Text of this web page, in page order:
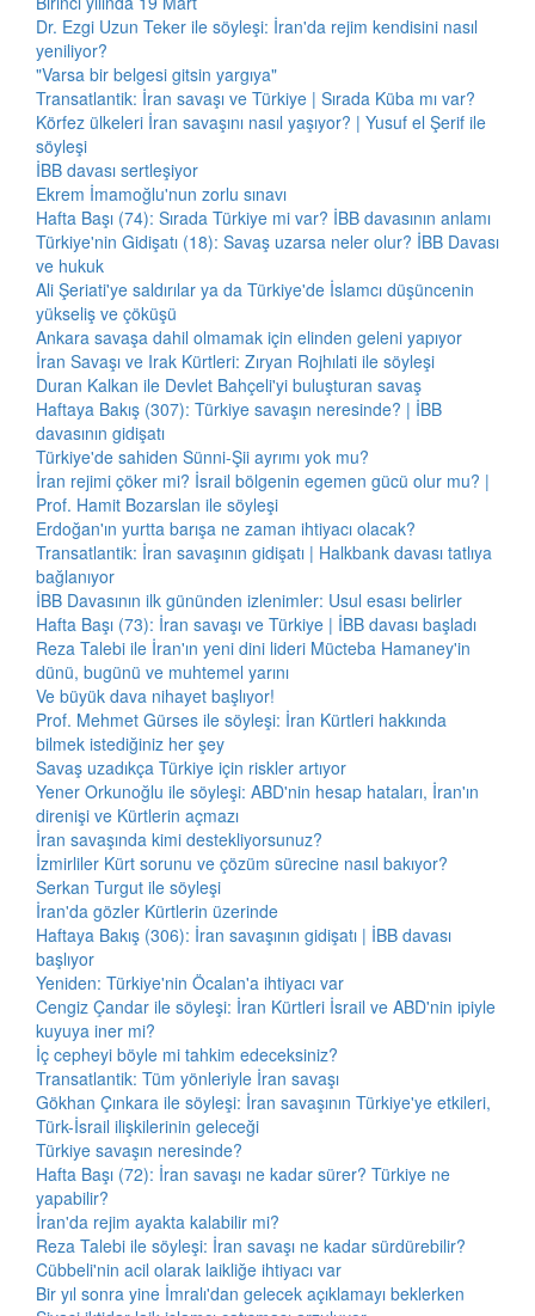
Dr. Ezgi Uzun Teker ile söyleşi: İran'da rejim kendisini nasıl
yeniliyor?
"Varsa bir belgesi gitsin yargıya"
Transatlantik: İran savaşı ve Türkiye | Sırada Küba mı var?
Körfez ülkeleri İran savaşını nasıl yaşıyor? | Yusuf el Şerif ile
söyleşi
İBB davası sertleşiyor
Ekrem İmamoğlu'nun zorlu sınavı
Hafta Başı (74): Sırada Türkiye mi var? İBB davasının anlamı
Türkiye'nin Gidişatı (18): Savaş uzarsa neler olur? İBB Davası
ve hukuk
Ali Şeriati'ye saldırılar ya da Türkiye'de İslamcı düşüncenin
yükseliş ve çöküşü
Ankara savaşa dahil olmamak için elinden geleni yapıyor
İran Savaşı ve Irak Kürtleri: Zıryan Rojhılati ile söyleşi
Duran Kalkan ile Devlet Bahçeli'yi buluşturan savaş
Haftaya Bakış (307): Türkiye savaşın neresinde? | İBB
davasının gidişatı
Türkiye'de sahiden Sünni-Şii ayrımı yok mu?
İran rejimi çöker mi? İsrail bölgenin egemen gücü olur mu? |
Prof. Hamit Bozarslan ile söyleşi
Erdoğan'ın yurtta barışa ne zaman ihtiyacı olacak?
Transatlantik: İran savaşının gidişatı | Halkbank davası tatlıya
bağlanıyor
İBB Davasının ilk gününden izlenimler: Usul esası belirler
Hafta Başı (73): İran savaşı ve Türkiye | İBB davası başladı
Reza Talebi ile İran'ın yeni dini lideri Mücteba Hamaney'in
dünü, bugünü ve muhtemel yarını
Ve büyük dava nihayet başlıyor!
Prof. Mehmet Gürses ile söyleşi: İran Kürtleri hakkında
bilmek istediğiniz her şey
Savaş uzadıkça Türkiye için riskler artıyor
Yener Orkunoğlu ile söyleşi: ABD'nin hesap hataları, İran'ın
direnişi ve Kürtlerin açmazı
İran savaşında kimi destekliyorsunuz?
İzmirliler Kürt sorunu ve çözüm sürecine nasıl bakıyor?
Serkan Turgut ile söyleşi
İran'da gözler Kürtlerin üzerinde
Haftaya Bakış (306): İran savaşının gidişatı | İBB davası
başlıyor
Yeniden: Türkiye'nin Öcalan'a ihtiyacı var
Cengiz Çandar ile söyleşi: İran Kürtleri İsrail ve ABD'nin ipiyle
kuyuya iner mi?
İç cepheyi böyle mi tahkim edeceksiniz?
Transatlantik: Tüm yönleriyle İran savaşı
Gökhan Çınkara ile söyleşi: İran savaşının Türkiye'ye etkileri,
Türk-İsrail ilişkilerinin geleceği
Türkiye savaşın neresinde?
Hafta Başı (72): İran savaşı ne kadar sürer? Türkiye ne
yapabilir?
İran'da rejim ayakta kalabilir mi?
Reza Talebi ile söyleşi: İran savaşı ne kadar sürdürebilir?
Cübbeli'nin acil olarak laikliğe ihtiyacı var
Bir yıl sonra yine İmralı'dan gelecek açıklamayı beklerken